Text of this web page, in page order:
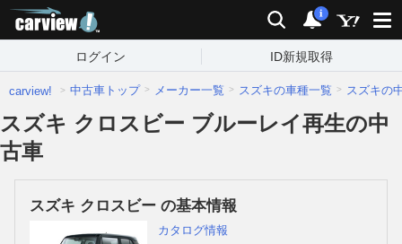
検索 通知
i
ログイン ID新規取得
carview! 中古車トップ メーカー一覧 スズキの車種一覧 スズキの
スズキ クロスビー ブルーレイ再生の中
古車
スズキ クロスビー の基本情報
カタログ情報